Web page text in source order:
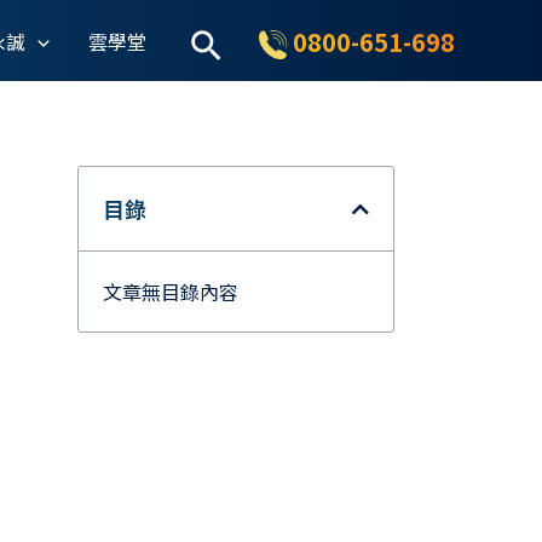
誠 雲學堂
搜
尋
0800-651-698
目錄
文章無目錄內容